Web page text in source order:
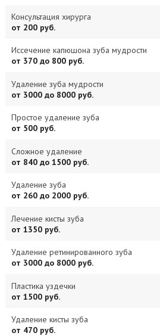
Консультация хирурга
от 200 руб.
Иссечение капюшона зуба мудрости
от 370 до 800 руб.
Удаление зуба мудрости
от 3000 до 8000 руб.
Простое удаление зуба
от 500 руб.
Сложное удаление
от 840 до 1500 руб.
Удаление зуба
от 260 до 2000 руб.
Лечение кисты зуба
от 1350 руб.
Удаление ретинированного зуба
от 3000 до 8000 руб.
Пластика уздечки
от 1500 руб.
Удаление кисты зуба
от 470 руб.